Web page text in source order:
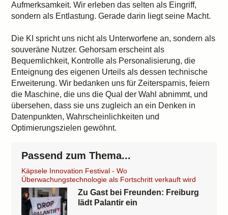
Aufmerksamkeit. Wir erleben das selten als Eingriff,
sondern als Entlastung. Gerade darin liegt seine Macht.
Die KI spricht uns nicht als Unterworfene an, sondern als
souveräne Nutzer. Gehorsam erscheint als
Bequemlichkeit, Kontrolle als Personalisierung, die
Enteignung des eigenen Urteils als dessen technische
Erweiterung. Wir bedanken uns für Zeitersparnis, feiern
die Maschine, die uns die Qual der Wahl abnimmt, und
übersehen, dass sie uns zugleich an ein Denken in
Datenpunkten, Wahrscheinlichkeiten und
Optimierungszielen gewöhnt.
Passend zum Thema...
Käpsele Innovation Festival - Wo
Überwachungstechnologie als Fortschritt verkauft wird
Zu Gast bei Freunden: Freiburg
lädt Palantir ein